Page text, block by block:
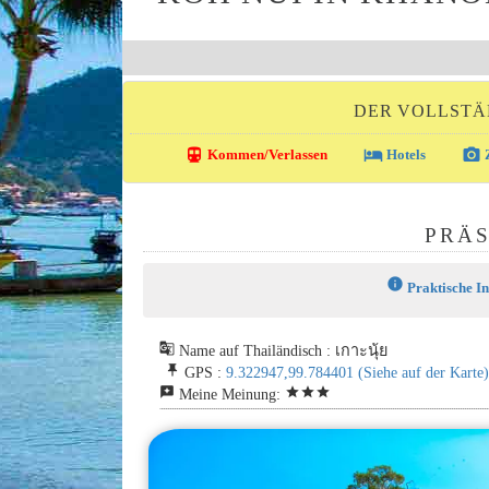
DER
directions_transit Kommen/Verlassen local_hotelHotels photo_camera
info Praktische
g_translate Name auf Thailändisch : เกาะนุ้ย
push_pin GPS : 9.322947,99.784401 (Siehe auf der Karte)
reviews Meine Meinung: starstarstar